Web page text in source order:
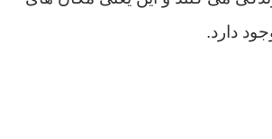
دارد.